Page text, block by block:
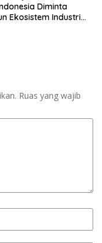
Diminta
Ekosistem Industri
Ruas yang wajib